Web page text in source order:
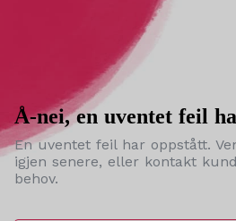
Å-nei, en uventet feil
En uventet feil har oppstått.
igjen senere, eller kontakt
behov.